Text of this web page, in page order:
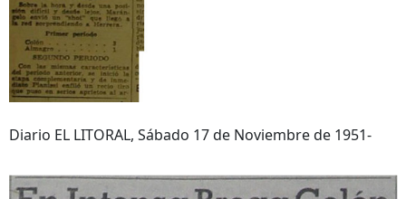
Diario EL LITORAL, Sábado 17 de Noviembre de 1951-